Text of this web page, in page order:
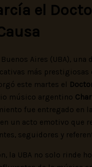
el
Aires (UBA), una
más prestigiosas
este martes el
músico argentino
fue entregado en la
en un acto emotivo que
seguidores y
la UBA no solo rinde